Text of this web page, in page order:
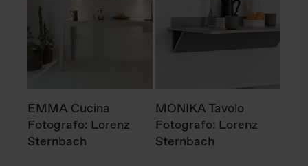
EMMA Cucina
Fotografo: Lorenz
Sternbach
MONIKA Tavolo
Fotografo: Lorenz
Sternbach